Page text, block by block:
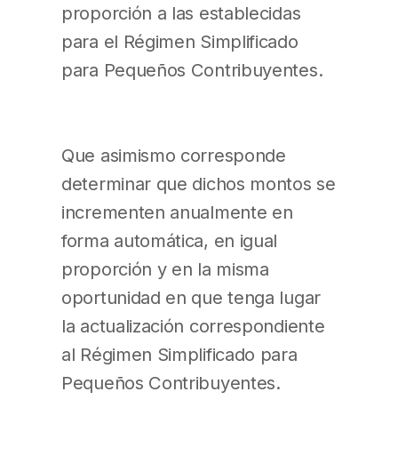
proporción a las establecidas
para el Régimen Simplificado
para Pequeños Contribuyentes.
Que asimismo corresponde
determinar que dichos montos se
incrementen anualmente en
forma automática, en igual
proporción y en la misma
oportunidad en que tenga lugar
la actualización correspondiente
al Régimen Simplificado para
Pequeños Contribuyentes.